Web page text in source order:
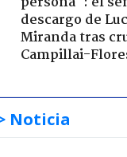
descargo de
Miranda tras
Campillai-
Noticia